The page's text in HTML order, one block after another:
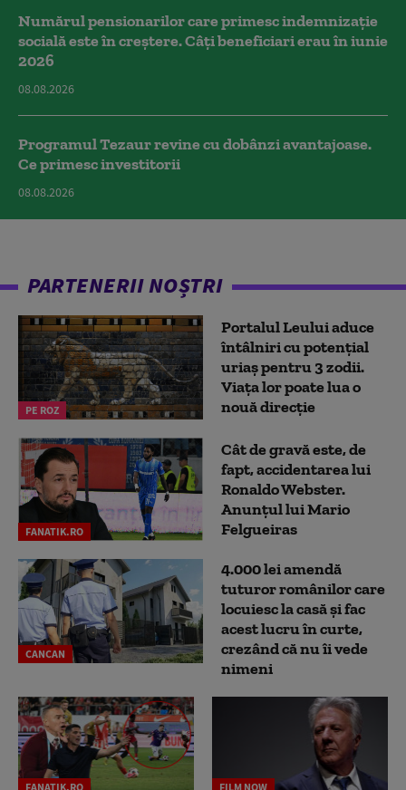
Numărul pensionarilor care primesc indemnizaţie
socială este în creștere. Câți beneficiari erau în iunie
2026
08.08.2026
Programul Tezaur revine cu dobânzi avantajoase.
Ce primesc investitorii
08.08.2026
PARTENERII NOȘTRI
PE ROZ
Portalul Leului aduce
întâlniri cu potențial
uriaș pentru 3 zodii.
Viața lor poate lua o
nouă direcție
FANATIK.RO
Cât de gravă este, de
fapt, accidentarea lui
Ronaldo Webster.
Anunțul lui Mario
Felgueiras
CANCAN
4.000 lei amendă
tuturor românilor care
locuiesc la casă și fac
acest lucru în curte,
crezând că nu îi vede
nimeni
FANATIK.RO FILM NOW